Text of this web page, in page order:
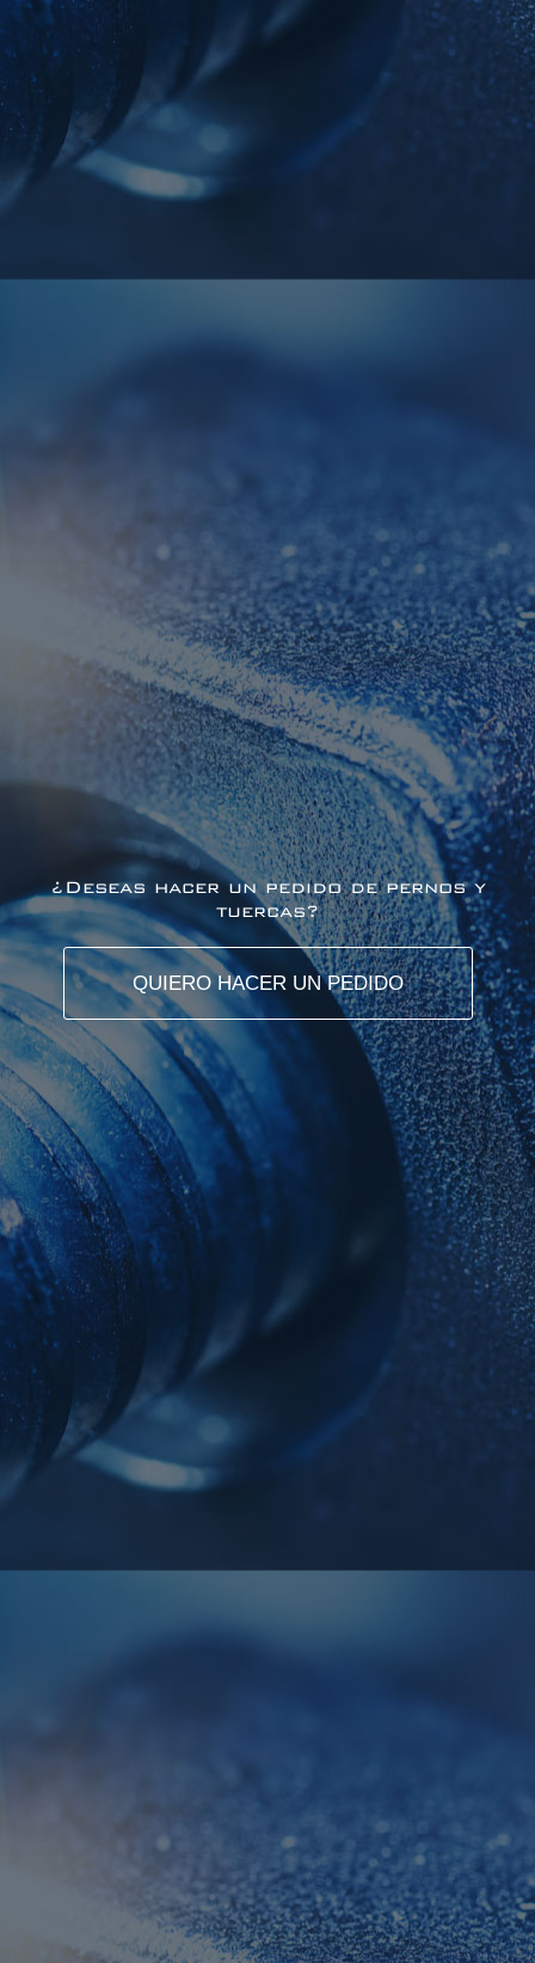
¿Deseas hacer un pedido de pernos y
tuercas?
QUIERO HACER UN PEDIDO